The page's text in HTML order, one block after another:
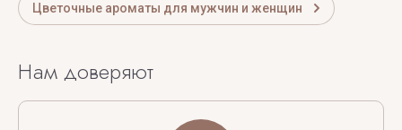
Цветочные ароматы для мужчин и женщин
Нам доверяют